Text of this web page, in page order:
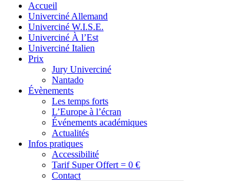
Accueil
Univerciné Allemand
Univerciné W.I.S.E.
Univerciné À l’Est
Univerciné Italien
Prix
Jury Univerciné
Nantado
Évènements
Les temps forts
L’Europe à l’écran
Événements académiques
Actualités
Infos pratiques
Accessibilité
Tarif Super Offert = 0 €
Contact